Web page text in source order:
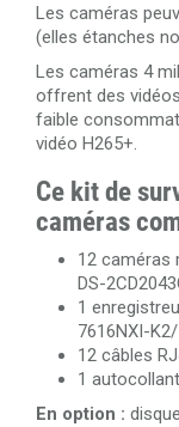
Les caméras
(elles étanches
Les caméras 4
offrent des
faible
vidéo H265+.
Ce kit de
caméras
12 caméras
DS-
1
7616NXI-
12 câbles
1
En option :